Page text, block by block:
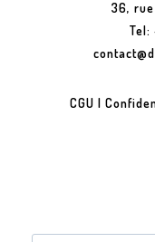
36,
Tel:
CGU |